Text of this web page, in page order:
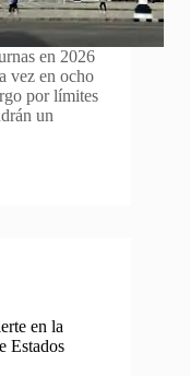
en 2026
vez en ocho
por límites
un
en la
Estados